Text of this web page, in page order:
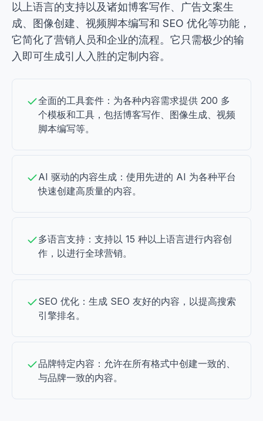
以上语言的支持以及诸如博客写作、广告文案生
成、图像创建、视频脚本编写和 SEO 优化等功能，
它简化了营销人员和企业的流程。它只需极少的输
入即可生成引人入胜的定制内容。
全面的工具套件：为各种内容需求提供 200 多
个模板和工具，包括博客写作、图像生成、视频
脚本编写等。
AI 驱动的内容生成：使用先进的 AI 为各种平台
快速创建高质量的内容。
多语言支持：支持以 15 种以上语言进行内容创
作，以进行全球营销。
SEO 优化：生成 SEO 友好的内容，以提高搜索
引擎排名。
品牌特定内容：允许在所有格式中创建一致的、
与品牌一致的内容。